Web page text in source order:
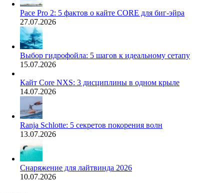
Pace Pro 2: 5 фактов о кайте CORE для биг-эйра
27.07.2026
Выбор гидрофойла: 5 шагов к идеальному сетапу
15.07.2026
Кайт Core NXS: 3 дисциплины в одном крыле
14.07.2026
Ranja Schlotte: 5 секретов покорения волн
13.07.2026
Снаряжение для лайтвинда 2026
10.07.2026